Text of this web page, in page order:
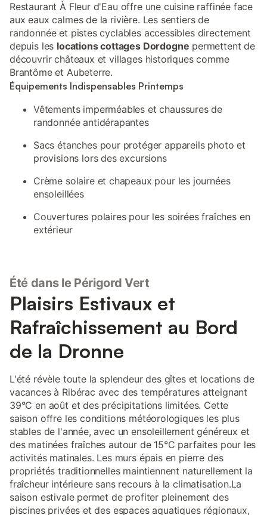
Restaurant À Fleur d'Eau offre une cuisine raffinée face
aux eaux calmes de la rivière. Les sentiers de
randonnée et pistes cyclables accessibles directement
depuis les locations cottages Dordogne permettent de
découvrir châteaux et villages historiques comme
Brantôme et Aubeterre.
Équipements Indispensables Printemps
Vêtements imperméables et chaussures de
randonnée antidérapantes
Sacs étanches pour protéger appareils photo et
provisions lors des excursions
Crème solaire et chapeaux pour les journées
ensoleillées
Couvertures polaires pour les soirées fraîches en
extérieur
Été dans le Périgord Vert
Plaisirs Estivaux et
Rafraîchissement au Bord
de la Dronne
L'été révèle toute la splendeur des gîtes et locations de
vacances à Ribérac avec des températures atteignant
39°C en août et des précipitations limitées. Cette
saison offre les conditions météorologiques les plus
stables de l'année, avec un ensoleillement généreux et
des matinées fraîches autour de 15°C parfaites pour les
activités matinales. Les murs épais en pierre des
propriétés traditionnelles maintiennent naturellement la
fraîcheur intérieure sans recours à la climatisation.La
saison estivale permet de profiter pleinement des
piscines privées et des espaces aquatiques régionaux,